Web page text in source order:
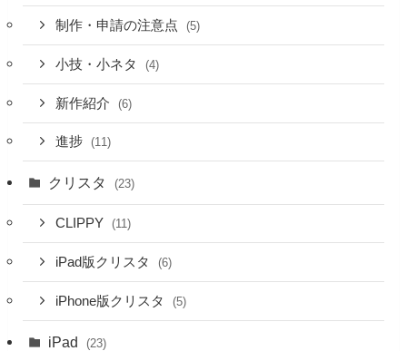
制作・申請の注意点 (5)
小技・小ネタ (4)
新作紹介 (6)
進捗 (11)
クリスタ (23)
CLIPPY (11)
iPad版クリスタ (6)
iPhone版クリスタ (5)
iPad (23)